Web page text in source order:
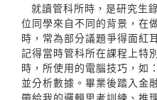
就讀管科所時，是研究生
位同學來自不同的背景，在
時，常為部分議題爭得面紅
記得當時管科所在課程上特
時，所使用的電腦技巧，如
並分析數據。畢業後踏入金